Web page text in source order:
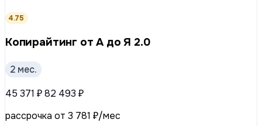
4.75
Копирайтинг от А до Я 2.0
2 мес.
45 371 ₽82 493 ₽
рассрочка от 3 781 ₽/мес